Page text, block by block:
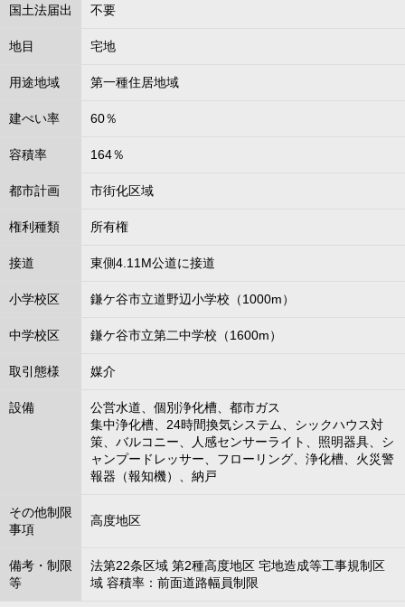
国土法届出 不要
地目 宅地
用途地域 第一種住居地域
建ぺい率 60％
容積率 164％
都市計画 市街化区域
権利種類 所有権
接道 東側4.11M公道に接道
小学校区 鎌ケ谷市立道野辺小学校（1000m）
中学校区 鎌ケ谷市立第二中学校（1600m）
取引態様 媒介
設備
公営水道、個別浄化槽、都市ガス
集中浄化槽、24時間換気システム、シックハウス対
策、バルコニー、人感センサーライト、照明器具、シ
ャンプードレッサー、フローリング、浄化槽、火災警
報器（報知機）、納戸
その他制限
事項
高度地区
備考・制限
等
法第22条区域 第2種高度地区 宅地造成等工事規制区
域 容積率：前面道路幅員制限